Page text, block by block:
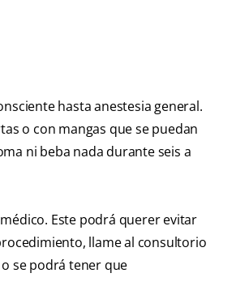
hasta anestesia general.
o con mangas que se puedan
ni beba nada durante seis a
Este podrá querer evitar
llame al consultorio
se podrá tener que